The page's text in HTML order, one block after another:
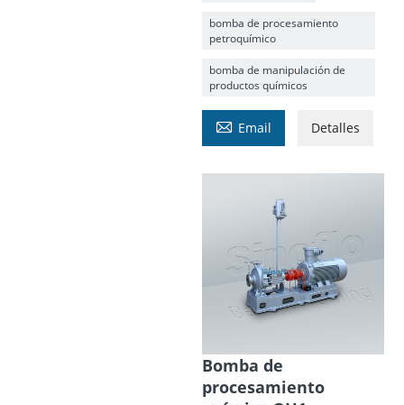
bomba de procesamiento
petroquímico
bomba de manipulación de
productos químicos
 Email Detalles
Bomba de
procesamiento